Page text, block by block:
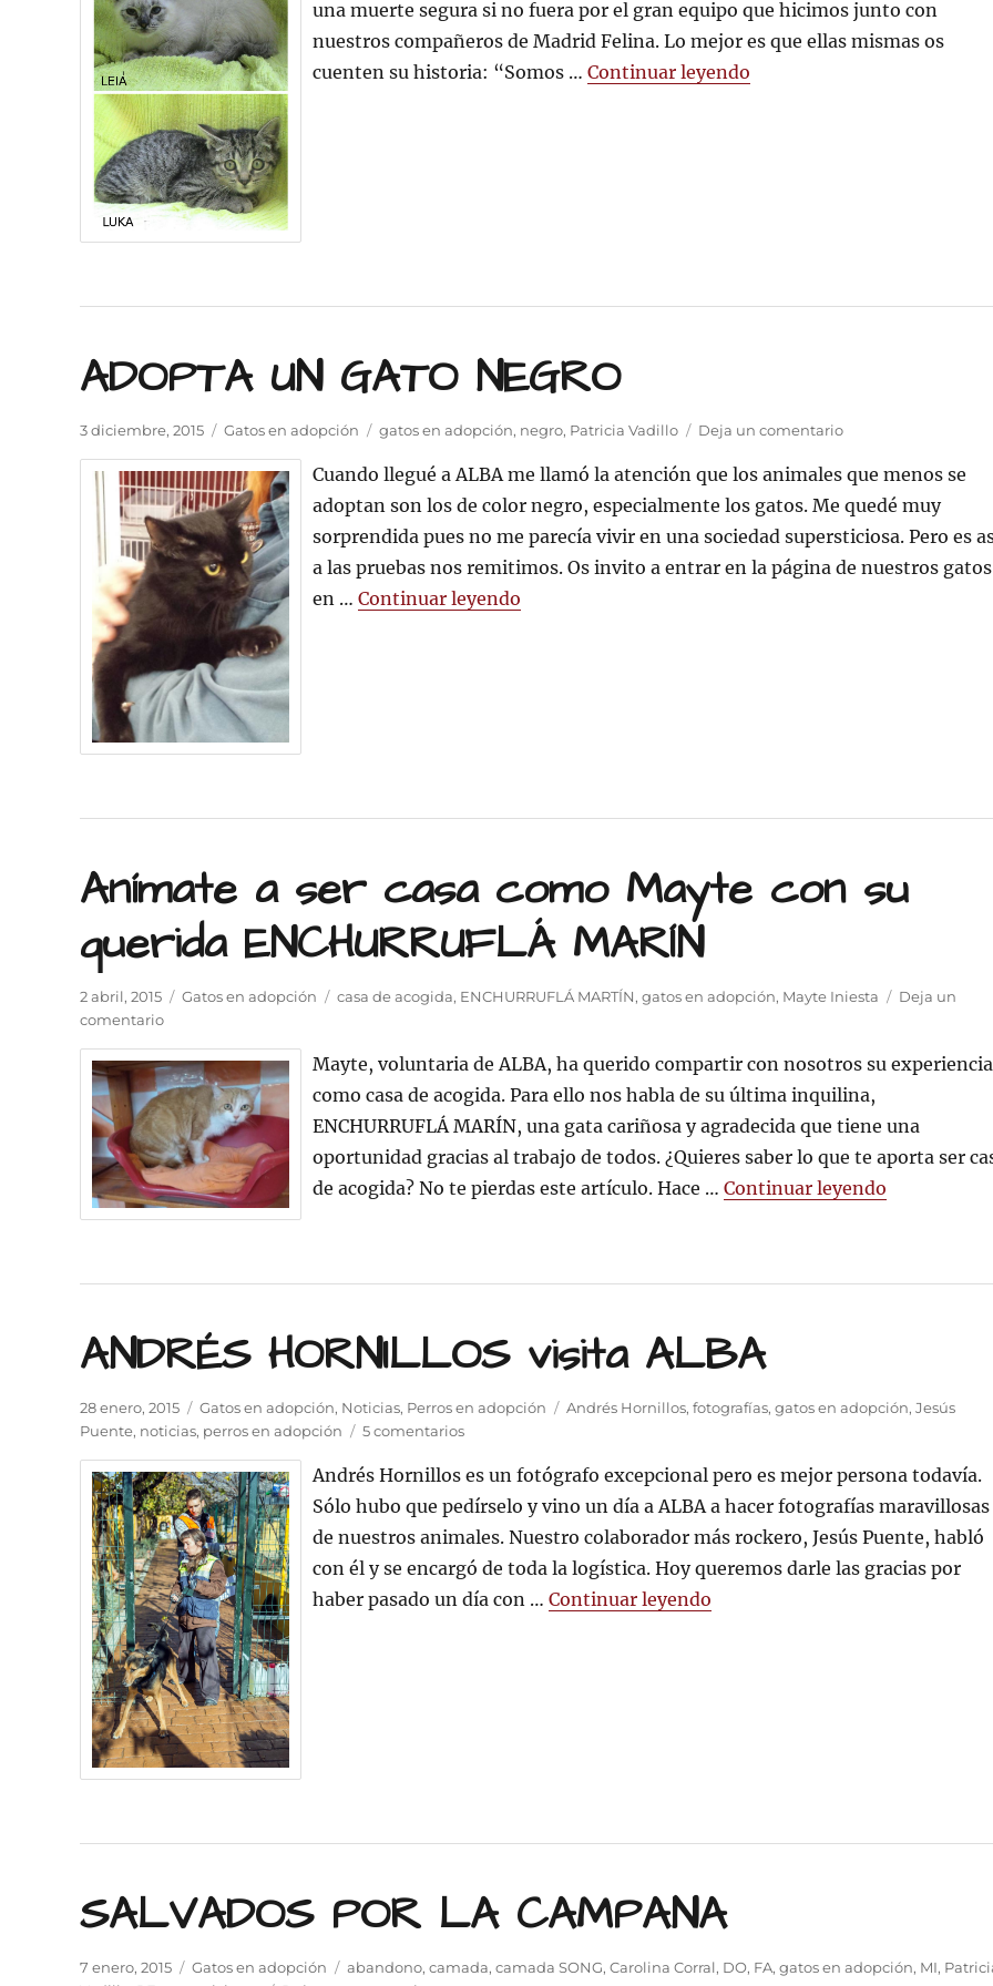
os
necesitan
una muerte segura si no fuera por el gran equipo que hicimos junto con
nuestros compañeros de Madrid Felina. Lo mejor es que ellas mismas os
cuenten su historia: “Somos … Continuar leyendo
ADOPTA UN GATO NEGRO
Publicado
3 diciembre, 2015 Categorías
Gatos en adopción Etiquetas
gatos en adopción, negro, Patricia Vadillo Deja un comentarioen
UN
GATO
NEGRO
Cuando llegué a ALBA me llamó la atención que los animales que menos se
adoptan son los de color negro, especialmente los gatos. Me quedé muy
sorprendida pues no me parecía vivir en una sociedad supersticiosa. Pero es
a las pruebas nos remitimos. Os invito a entrar en la página de nuestros gatos
en … Continuar leyendo
Anímate a ser casa como Mayte con su
querida ENCHURRUFLÁ MARÍN
Publicado
el
2 abril, 2015 Categorías
Gatos en adopción Etiquetas
casa de acogida, ENCHURRUFLÁ MARTÍN, gatos en adopción, Mayte Iniesta
Deja un
comentarioen
a
ser
casa
como
Mayte
con
su
Mayte, voluntaria de ALBA, ha querido compartir con nosotros su experiencia
como casa de acogida. Para ello nos habla de su última inquilina,
ENCHURRUFLÁ MARÍN, una gata cariñosa y agradecida que tiene una
oportunidad gracias al trabajo de todos. ¿Quieres saber lo que te aporta ser
de acogida? No te pierdas este artículo. Hace … Continuar leyendo
ANDRÉS HORNILLOS visita ALBA
Publicado
el
28 enero, 2015 Categorías
Gatos en adopción, Noticias, Perros en adopción Etiquetas
Andrés Hornillos, fotografías, gatos en adopción, Jesús
Puente, noticias, perros en adopción 5 comentariosen
HORNILLOS
visita
Andrés Hornillos es un fotógrafo excepcional pero es mejor persona todavía.
Sólo hubo que pedírselo y vino un día a ALBA a hacer fotografías maravillosas
de nuestros animales. Nuestro colaborador más rockero, Jesús Puente, habló
con él y se encargó de toda la logística. Hoy queremos darle las gracias por
haber pasado un día con … Continuar leyendo
SALVADOS POR LA CAMPANA
Publicado
7 enero, 2015 Categorías
Gatos en adopción Etiquetas
abandono, camada, camada SONG, Carolina Corral, DO, FA, gatos en adopción, MI,